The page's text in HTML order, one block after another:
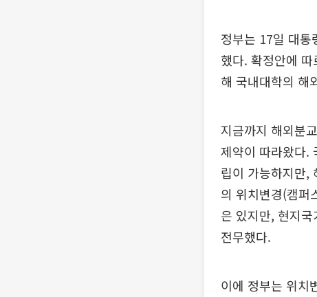
정부는 17일 대통
했다. 확정안에
해 국내대학의 해
지금까지 해외분
제약이 따라왔다.
립이 가능하지만,
의 위치변경(캠퍼
은 있지만, 현지
전무했다.
이에 정부는 위치